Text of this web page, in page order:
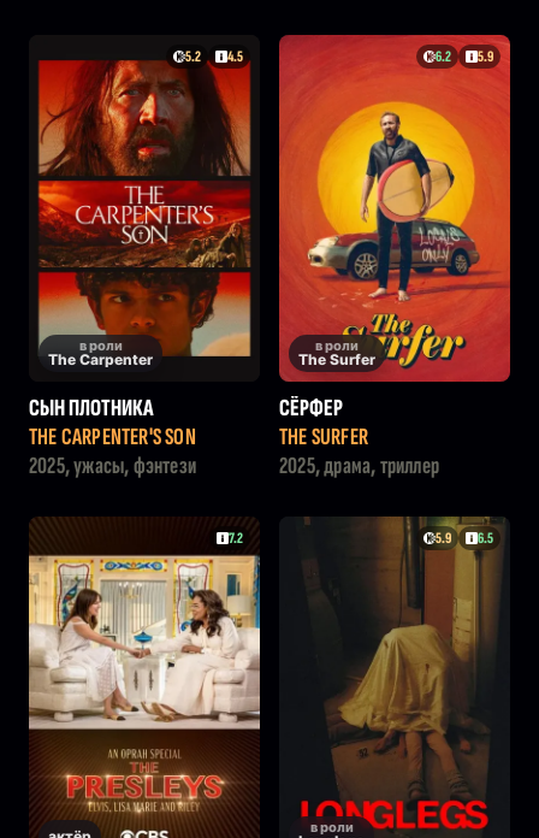
5.2 4.5
в роли
The Carpenter
СЫН ПЛОТНИКА
THE CARPENTER'S SON
2025, ужасы, фэнтези
6.2 5.9
в роли
The Surfer
СЁРФЕР
THE SURFER
2025, драма, триллер
7.2 5.9 6.5
в роли